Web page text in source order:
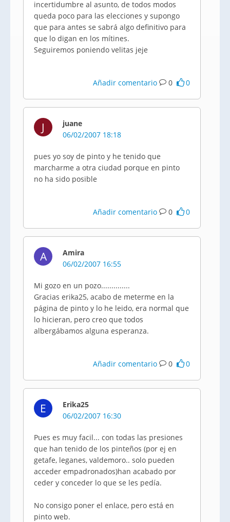
incertidumbre al asunto, de todos modos
queda poco para las elecciones y supongo
que para antes se sabrá algo definitivo para
que lo digan en los mítines.
Seguiremos poniendo velitas jeje
Añadir comentario 0 0
J
juane
06/02/2007 18:18
pues yo soy de pinto y he tenido que
marcharme a otra ciudad porque en pinto
no ha sido posible
Añadir comentario 0 0
A
Amira
06/02/2007 16:55
Mi gozo en un pozo..............
Gracias erika25, acabo de meterme en la
página de pinto y lo he leido, era normal que
lo hicieran, pero creo que todos
albergábamos alguna esperanza.
Añadir comentario 0 0
E
Erika25
06/02/2007 16:30
Pues es muy facil... con todas las presiones
que han tenido de los pinteños (por ej en
getafe, leganes, valdemoro.. solo pueden
acceder empadronados)han acabado por
ceder y conceder lo que se les pedía.
No consigo poner el enlace, pero está en
pinto web.